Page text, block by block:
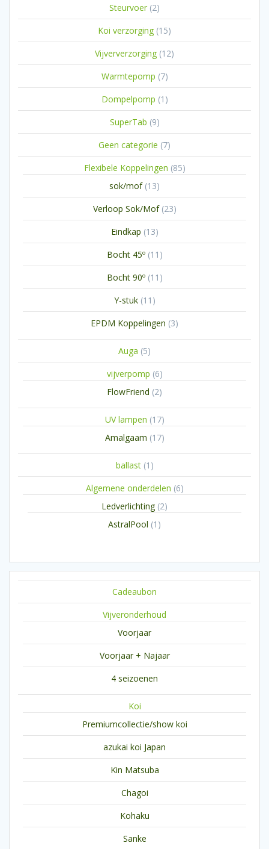
Steurvoer 22
producten
Koi verzorging 1515
producten
Vijververzorging 1212
producten
Warmtepomp 77
producten
Dompelpomp 1 1
product
SuperTab 99
producten
Geen categorie 77
producten
Flexibele Koppelingen 8585
sok/mof 1313
producten
Verloop Sok/Mof 2323
producten
Eindkap 1313
producten
Bocht 45º 11 11
producten
Bocht 90º 11 11
producten
Y-stuk 11 11
producten
EPDM Koppelingen 33
Auga 55
producten
vijverpomp 66
FlowFriend 22
UV lampen 1717
Amalgaam 1717
ballast 1 1
product
Algemene onderdelen 66
Ledverlichting 22
AstralPool 1 1
Cadeaubon
Vijveronderhoud
Voorjaar
Voorjaar + Najaar
4 seizoenen
Koi
Premiumcollectie/show koi
azukai koi Japan
Kin Matsuba
Chagoi
Kohaku
Sanke